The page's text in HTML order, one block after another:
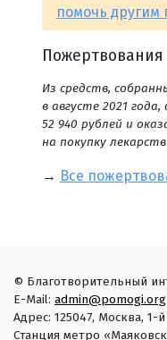
помочь
Пожертвования
Из средств,
в августе 2021
52 940 рублей и
на покупку
→ Все
© Благотворительный
E-Mail: admin@pomogi.org
Адрес: 125047, Москва, 1-
Станция метро